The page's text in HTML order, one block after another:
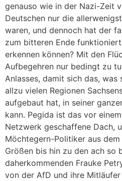
genauso wie in der Nazi-Zeit
Deutschen nur die
waren, und dennoch hat der
zum bitteren Ende
erkennen können? Mit den
Aufbegehren nur bedingt zu
Anlasses, damit sich das,
allzu vielen Regionen
aufgebaut hat, in seiner
kann. Pegida ist das vor
Netzwerk geschaffene Dach,
Möchtegern-Politiker aus
Größen bis hin zu den ach so
daherkommenden Frauke
von der AfD und ihre